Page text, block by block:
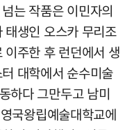
는 작품은 이민자의
생인 오스카 무리조
주한 후 런던에서 생
대학에서 순수미술
하다 그만두고 남미
국왕립예술대학교에